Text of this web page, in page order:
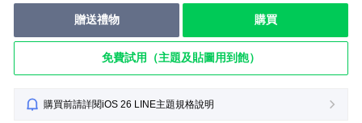
贈送禮物 購買
免費試用（主題及貼圖用到飽）
購買前請詳閱iOS 26 LINE主題規格說明